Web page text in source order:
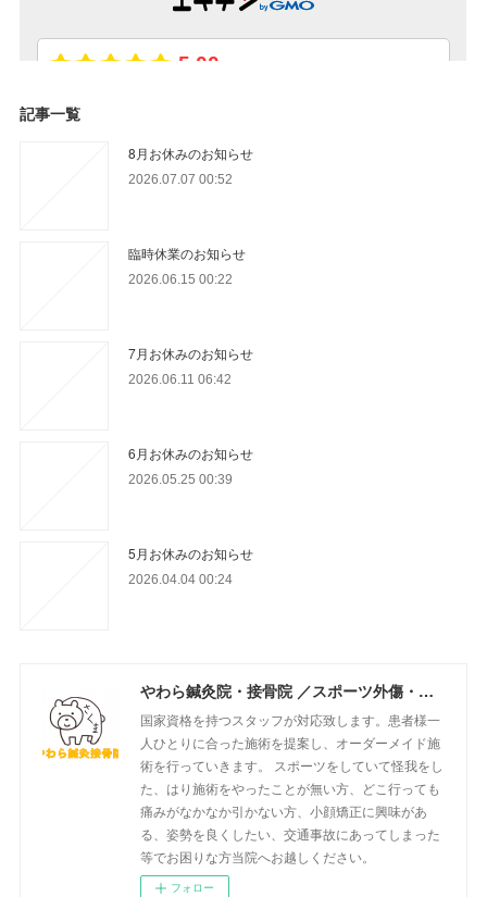
記事一覧
8月お休みのお知らせ
2026.07.07 00:52
臨時休業のお知らせ
2026.06.15 00:22
7月お休みのお知らせ
2026.06.11 06:42
6月お休みのお知らせ
2026.05.25 00:39
5月お休みのお知らせ
2026.04.04 00:24
やわら鍼灸院・接骨院 ／スポーツ外傷・姿勢矯正・はり施術・美容はり・小顔矯正・交通事故の施術を行っております！！
国家資格を持つスタッフが対応致します。患者様一
人ひとりに合った施術を提案し、オーダーメイド施
術を行っていきます。 スポーツをしていて怪我をし
た、はり施術をやったことが無い方、どこ行っても
痛みがなかなか引かない方、小顔矯正に興味があ
る、姿勢を良くしたい、交通事故にあってしまった
等でお困りな方当院へお越しください。
フォロー